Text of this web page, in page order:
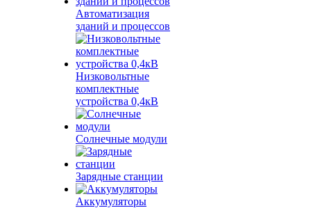
Автоматизация
зданий и процессов
Низковольтные
комплектные
устройства 0,4кВ
Солнечные модули
Зарядные станции
Аккумуляторы